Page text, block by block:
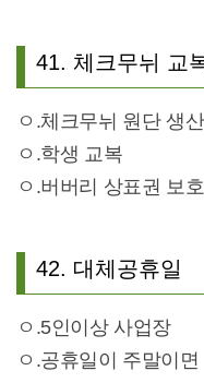
41. 체크무뉘 교
ㅇ.체크무뉘 원단 생
ㅇ.학생 교복
ㅇ.버버리 상표권 보호
42. 대체공휴일
ㅇ.5인이상 사업장
ㅇ.공휴일이 주말이면